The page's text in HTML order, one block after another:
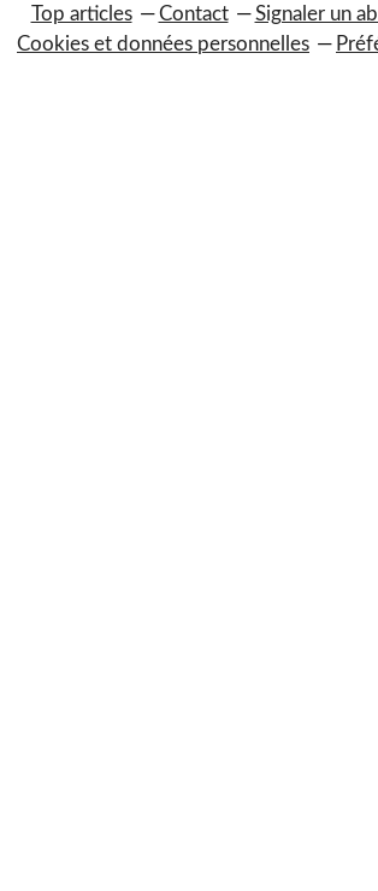
Top articles Contact Signaler un
Cookies et données personnelles